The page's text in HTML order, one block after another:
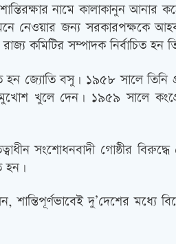
নামে কালাকানুন
নেওয়ার জন্য সরকারপক্ষকে
কমিটির সম্পাদক নির্বাচিত হন
জ্যোতি বসু। ১৯৫৮ সালে তিনি
খুলে দেন। ১৯৫৯ সালে
সংশোধনবাদী গোষ্ঠীর
হন।
শান্তিপূর্ণভাবেই দু’দেশের মধ্যে